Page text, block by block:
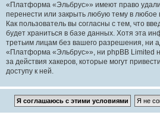
«Платформа «Эльбрус»» имеют право
перенести или закрыть любую тему в
Как пользователь вы согласны с тем, что
будет храниться в базе данных. Хотя эта
третьим лицам без вашего разрешения, ни
«Платформа «Эльбрус»», ни phpBB Limited
за действия хакеров, которые могут
доступу к ней.